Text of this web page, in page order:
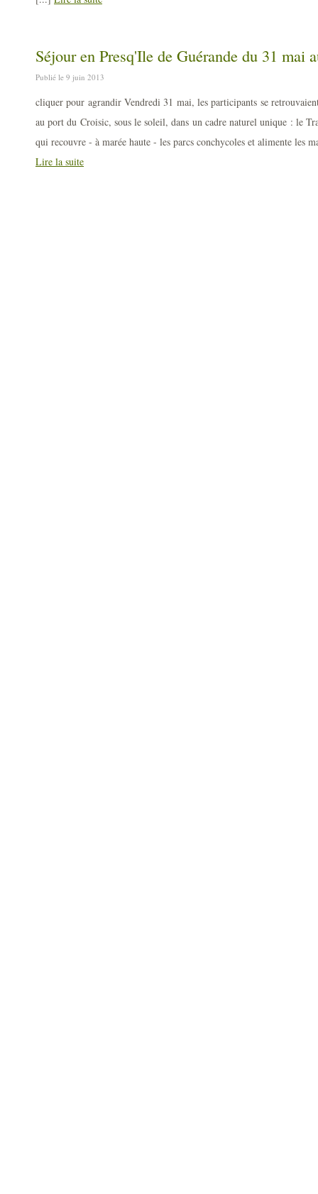
Séjour en Presq'Ile de Guérande du 31 mai
Publié le 9 juin 2013
cliquer pour agrandir Vendredi 31 mai, les participants se
au port du Croisic, sous le soleil, dans un cadre naturel unique : le
qui recouvre - à marée haute - les parcs conchycoles et alimente les
Lire la suite